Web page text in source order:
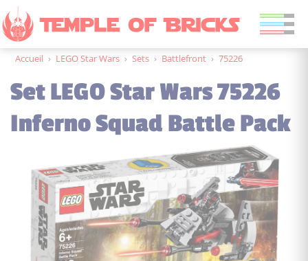
Accueil › LEGO Star Wars › Sets › Battlefront › 75226
Set LEGO Star Wars 75226
Inferno Squad Battle Pack